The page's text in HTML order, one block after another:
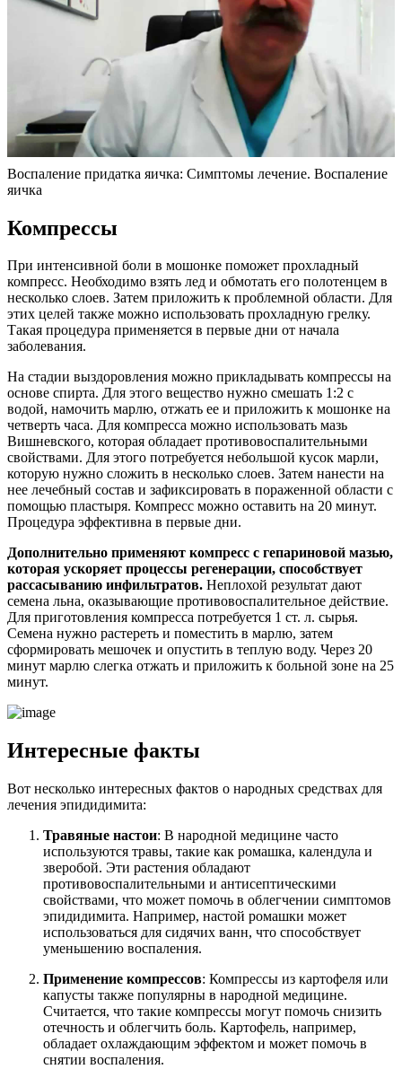
Воспаление придатка яичка: Симптомы лечение. Воспаление
яичка
Компрессы
При интенсивной боли в мошонке поможет прохладный
компресс. Необходимо взять лед и обмотать его полотенцем в
несколько слоев. Затем приложить к проблемной области. Для
этих целей также можно использовать прохладную грелку.
Такая процедура применяется в первые дни от начала
заболевания.
На стадии выздоровления можно прикладывать компрессы на
основе спирта. Для этого вещество нужно смешать 1:2 с
водой, намочить марлю, отжать ее и приложить к мошонке на
четверть часа. Для компресса можно использовать мазь
Вишневского, которая обладает противовоспалительными
свойствами. Для этого потребуется небольшой кусок марли,
которую нужно сложить в несколько слоев. Затем нанести на
нее лечебный состав и зафиксировать в пораженной области с
помощью пластыря. Компресс можно оставить на 20 минут.
Процедура эффективна в первые дни.
Дополнительно применяют компресс с гепариновой мазью,
которая ускоряет процессы регенерации, способствует
рассасыванию инфильтратов. Неплохой результат дают
семена льна, оказывающие противовоспалительное действие.
Для приготовления компресса потребуется 1 ст. л. сырья.
Семена нужно растереть и поместить в марлю, затем
сформировать мешочек и опустить в теплую воду. Через 20
минут марлю слегка отжать и приложить к больной зоне на 25
минут.
Интересные факты
Вот несколько интересных фактов о народных средствах для
лечения эпидидимита:
Травяные настои: В народной медицине часто
используются травы, такие как ромашка, календула и
зверобой. Эти растения обладают
противовоспалительными и антисептическими
свойствами, что может помочь в облегчении симптомов
эпидидимита. Например, настой ромашки может
использоваться для сидячих ванн, что способствует
уменьшению воспаления.
Применение компрессов: Компрессы из картофеля или
капусты также популярны в народной медицине.
Считается, что такие компрессы могут помочь снизить
отечность и облегчить боль. Картофель, например,
обладает охлаждающим эффектом и может помочь в
снятии воспаления.